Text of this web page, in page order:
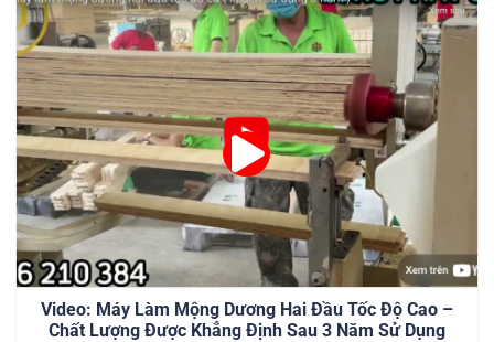
Video: Máy Làm Mộng Dương Hai Đầu Tốc Độ Cao –
Chất Lượng Được Khẳng Định Sau 3 Năm Sử Dụng